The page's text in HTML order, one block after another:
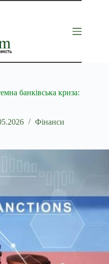
банківська криза:
Фінанси